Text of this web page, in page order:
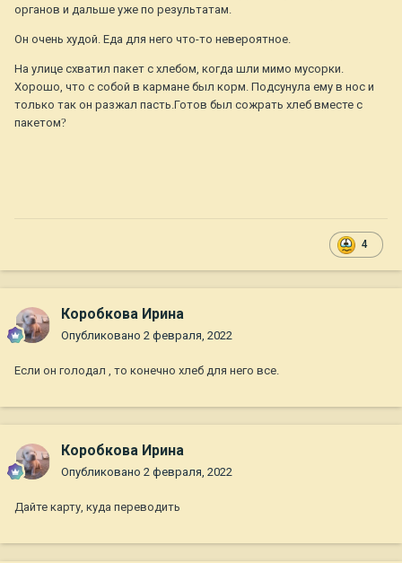
органов и дальше уже по результатам.
Он очень худой. Еда для него что-то невероятное.
На улице схватил пакет с хлебом, когда шли мимо мусорки.
Хорошо, что с собой в кармане был корм. Подсунула ему в нос и
только так он разжал пасть.Готов был сожрать хлеб вместе с
пакетом?
4
Коробкова Ирина
Опубликовано 2 февраля, 2022
Если он голодал , то конечно хлеб для него все.
Коробкова Ирина
Опубликовано 2 февраля, 2022
Дайте карту, куда переводить